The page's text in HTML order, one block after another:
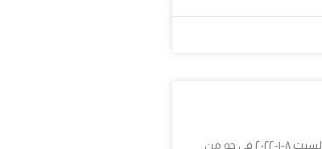
تم عهد زواج الأخ صموئيل شوقي و الأخت أميرة رزق يوم السبت ٨-١-٢٠٢٢ في جو من